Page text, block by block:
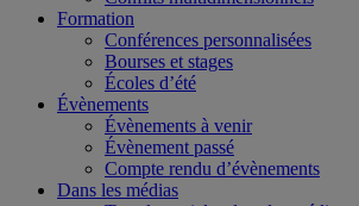
Formation
Conférences personnalisées
Bourses et stages
Écoles d’été
Évènements
Évènements à venir
Évènement passé
Compte rendu d’évènements
Dans les médias